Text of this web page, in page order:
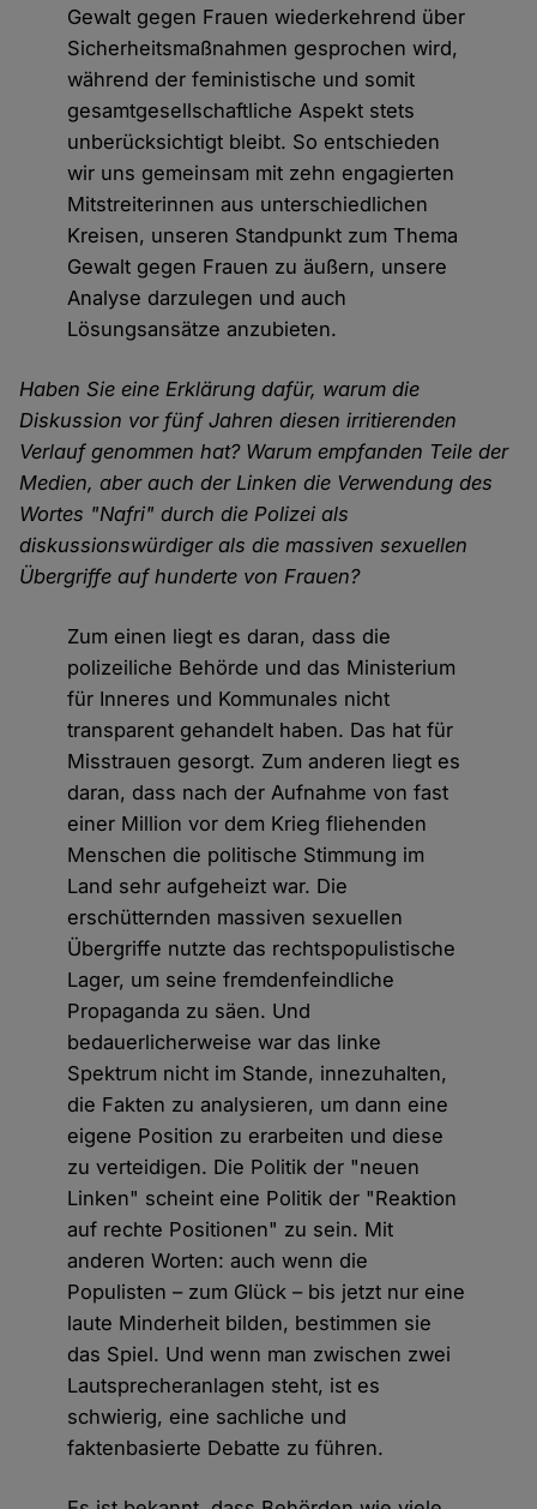
Gewalt gegen Frauen wiederkehrend über
Sicherheitsmaßnahmen gesprochen wird,
während der feministische und somit
gesamtgesellschaftliche Aspekt stets
unberücksichtigt bleibt. So entschieden
wir uns gemeinsam mit zehn engagierten
Mitstreiterinnen aus unterschiedlichen
Kreisen, unseren Standpunkt zum Thema
Gewalt gegen Frauen zu äußern, unsere
Analyse darzulegen und auch
Lösungsansätze anzubieten.
Haben Sie eine Erklärung dafür, warum die
Diskussion vor fünf Jahren diesen irritierenden
Verlauf genommen hat? Warum empfanden Teile der
Medien, aber auch der Linken die Verwendung des
Wortes "Nafri" durch die Polizei als
diskussionswürdiger als die massiven sexuellen
Übergriffe auf hunderte von Frauen?
Zum einen liegt es daran, dass die
polizeiliche Behörde und das Ministerium
für Inneres und Kommunales nicht
transparent gehandelt haben. Das hat für
Misstrauen gesorgt. Zum anderen liegt es
daran, dass nach der Aufnahme von fast
einer Million vor dem Krieg fliehenden
Menschen die politische Stimmung im
Land sehr aufgeheizt war. Die
erschütternden massiven sexuellen
Übergriffe nutzte das rechtspopulistische
Lager, um seine fremdenfeindliche
Propaganda zu säen. Und
bedauerlicherweise war das linke
Spektrum nicht im Stande, innezuhalten,
die Fakten zu analysieren, um dann eine
eigene Position zu erarbeiten und diese
zu verteidigen. Die Politik der "neuen
Linken" scheint eine Politik der "Reaktion
auf rechte Positionen" zu sein. Mit
anderen Worten: auch wenn die
Populisten – zum Glück – bis jetzt nur eine
laute Minderheit bilden, bestimmen sie
das Spiel. Und wenn man zwischen zwei
Lautsprecheranlagen steht, ist es
schwierig, eine sachliche und
faktenbasierte Debatte zu führen.